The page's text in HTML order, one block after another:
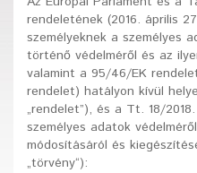
rendeletének (2016. április
személyeknek a személyes
történő védelméről és az
valamint a 95/46/EK
rendelet) hatályon kívül
„rendelet”), és a Tt. 18/
személyes adatok
módosításáról és
„törvény“):